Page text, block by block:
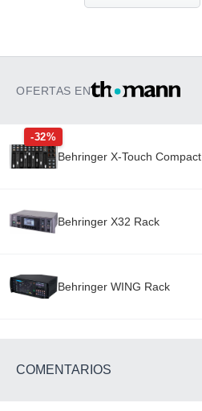
OFERTAS EN
-32%
Behringer X-Touch Compact
Behringer X32 Rack
Behringer WING Rack
COMENTARIOS